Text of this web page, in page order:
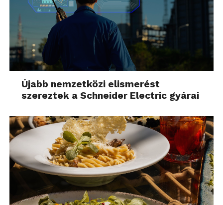
Újabb nemzetközi elismerést
szereztek a Schneider Electric gyárai